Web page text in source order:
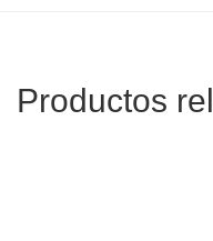
Productos